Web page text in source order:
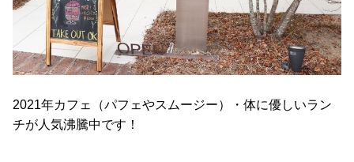
2021年カフェ（パフェやスムージー）・体に優しいラン
チが人気沸騰中です！